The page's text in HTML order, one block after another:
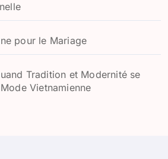
pour le Mariage
Tradition et Modernité se
Vietnamienne